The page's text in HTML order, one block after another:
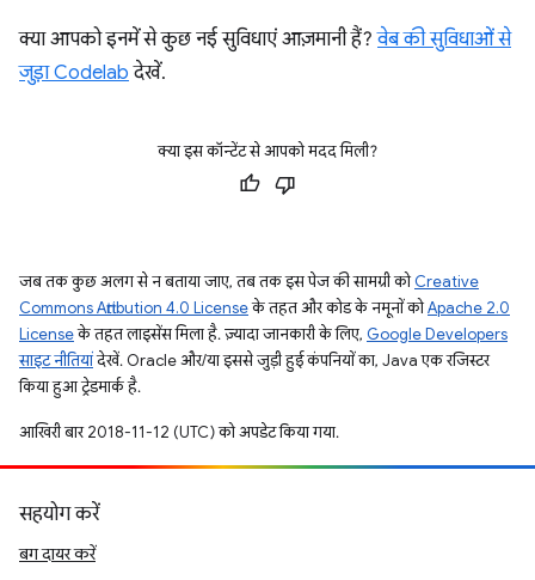
क्या आपको इनमें से कुछ नई सुविधाएं आज़मानी हैं?वेब की सुविधाओं से
जुड़ा Codelab देखें.
क्या इस कॉन्टेंट से आपको मदद मिली?
जब तक कुछ अलग से न बताया जाए, तब तक इस पेज की सामग्री कोCreative
Commons Attribution 4.0 Licenseके तहत और कोड के नमूनों कोApache 2.0
Licenseके तहत लाइसेंस मिला है. ज़्यादा जानकारी के लिए, Google Developers
साइट नीतियांदेखें. Oracle और/या इससे जुड़ी हुई कंपनियों का, Java एक रजिस्टर
किया हुआ ट्रेडमार्क है.
आखिरी बार 2018-11-12 (UTC) को अपडेट किया गया.
सहयोग करें
बग दायर करें